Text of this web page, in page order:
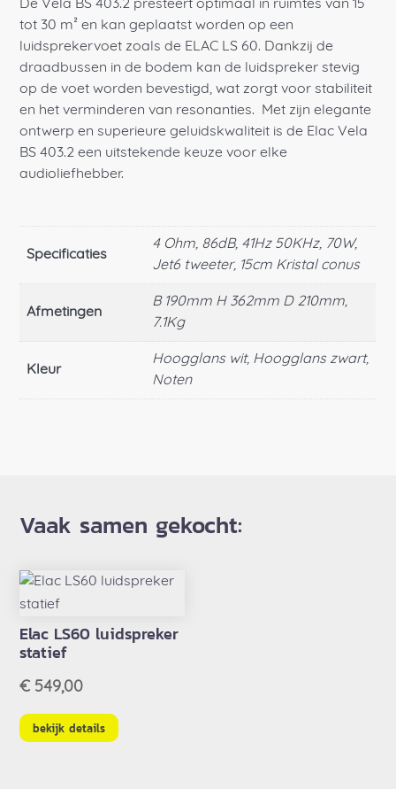
De Vela BS 403.2 presteert optimaal in ruimtes van 15
tot 30 m² en kan geplaatst worden op een
luidsprekervoet zoals de ELAC LS 60. Dankzij de
draadbussen in de bodem kan de luidspreker stevig
op de voet worden bevestigd, wat zorgt voor stabiliteit
en het verminderen van resonanties.
Met zijn elegante
ontwerp en superieure geluidskwaliteit is de Elac Vela
BS 403.2 een uitstekende keuze voor elke
audioliefhebber.
Specificaties
4 Ohm, 86dB, 41Hz 50KHz, 70W,
Jet6 tweeter, 15cm Kristal conus
Afmetingen
B 190mm H 362mm D 210mm,
7.1Kg
Kleur
Hoogglans wit, Hoogglans zwart,
Noten
Vaak samen gekocht:
Elac LS60 luidspreker
statief
€ 549,00
bekijk details